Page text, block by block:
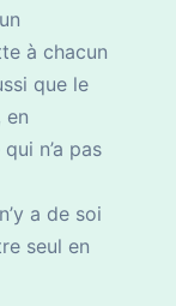
à chacun
que le
en
n’a pas
a de soi
seul en